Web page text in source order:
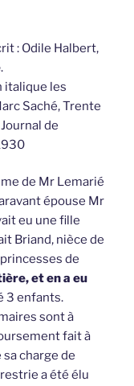
: Odile Halbert,
.
italique les
Saché, Trente
de
de Mr Lemarié
épouse Mr
eu une fille
Briand, nièce de
de
et en a eu
3 enfants.
sont à
fait à
charge de
a été élu